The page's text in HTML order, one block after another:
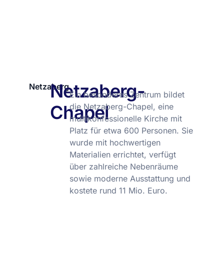
NetzabergNetzaberg-
Chapel
Ein besonderes Zentrum bildet
die Netzaberg-Chapel, eine
multikonfessionelle Kirche mit
Platz für etwa 600 Personen. Sie
wurde mit hochwertigen
Materialien errichtet, verfügt
über zahlreiche Nebenräume
sowie moderne Ausstattung und
kostete rund 11 Mio. Euro.